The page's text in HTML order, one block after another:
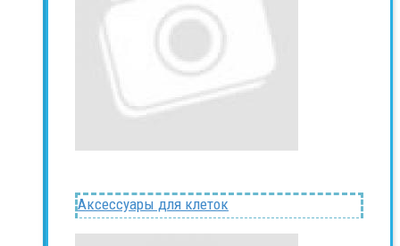
Аксессуары для клеток